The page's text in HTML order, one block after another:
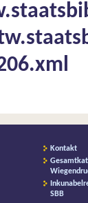
Kontakt
SBB